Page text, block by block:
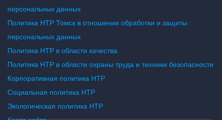
персональных данных
Политика НТР Томск в отношении обработки и защиты
персональных данных
Политика НТР в области качества
Политика НТР в области охраны труда и техники безопасности
Корпоративная политика НТР
Социальная политика НТР
Экологическая политика НТР